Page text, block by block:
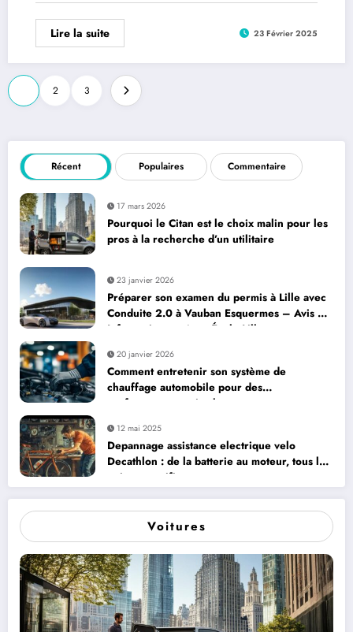
Lire la suite 23 Février 2025
Pagination
des
publications
2 3
Récent Populaires Commentaire
17 mars 2026
Pourquoi le Citan est le choix malin pour les
pros à la recherche d’un utilitaire
23 janvier 2026
Préparer son examen du permis à Lille avec
Conduite 2.0 à Vauban Esquermes – Avis et
Informations – Auto École Lille
20 janvier 2026
Comment entretenir son système de
chauffage automobile pour des
performances optimales
12 mai 2025
Depannage assistance electrique velo
Decathlon : de la batterie au moteur, tous les
points a verifier
Voitures